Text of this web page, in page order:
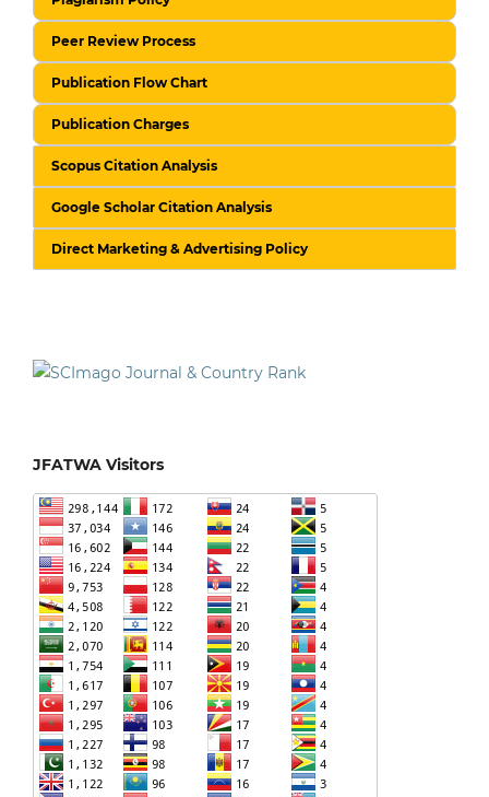
Peer Review Process
Publication Flow Chart
Publication Charges
Scopus Citation Analysis
Google Scholar Citation Analysis
Direct Marketing & Advertising Policy
JFATWA Visitors